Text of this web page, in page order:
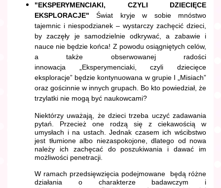
"EKSPERYMENCIAKI, CZYLI DZIECIĘCE
EKSPLORACJE"Świat kryje w sobie mnóstwo
tajemnic i niespodzianek – wystarczy zachęcić dzieci,
by zaczęły je samodzielnie odkrywać, a zabawie i
nauce nie będzie końca! Z powodu osiągniętych celów,
a także obserwowanej radości
innowacja „Eksperymenciaki, czyli dziecięce
eksploracje” będzie kontynuowana w grupie I „Misiach”
oraz gościnnie w innych grupach. Bo kto powiedział, że
trzylatki nie mogą być naukowcami?
Niektórzy uważają, że dzieci trzeba uczyć zadawania
pytań. Przecież one rodzą się z ciekawością w
umysłach i na ustach. Jednak czasem ich wścibstwo
jest tłumione albo niezaspokojone, dlatego od nowa
należy ich zachęcać do poszukiwania i dawać im
możliwości penetracji.
W ramach przedsięwzięcia podejmowane będą różne
działania o charakterze badawczym i